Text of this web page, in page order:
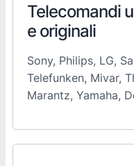
Telecomandi
e originali
Sony, Philips, LG,
Telefunken, Mivar,
Marantz, Yamaha,